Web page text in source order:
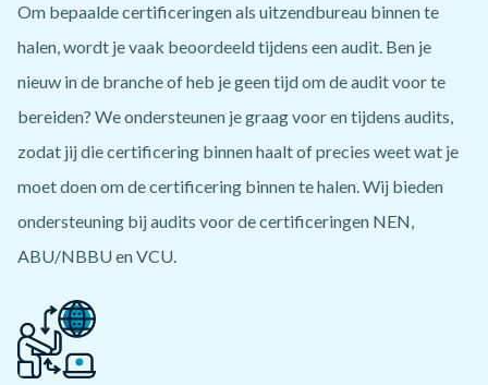
Om bepaalde certificeringen als uitzendbureau binnen te
halen, wordt je vaak beoordeeld tijdens een audit. Ben je
nieuw in de branche of heb je geen tijd om de audit voor te
bereiden? We ondersteunen je graag voor en tijdens audits,
zodat jij die certificering binnen haalt of precies weet wat je
moet doen om de certificering binnen te halen. Wij bieden
ondersteuning bij audits voor de certificeringen NEN,
ABU/NBBU en VCU.